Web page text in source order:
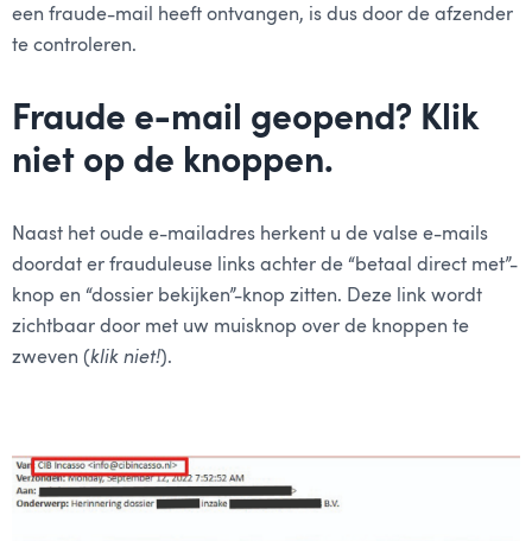
een fraude-mail heeft ontvangen, is dus door de afzender
te controleren.
Fraude e-mail geopend? Klik
niet op de knoppen.
Naast het oude e-mailadres herkent u de valse e-mails
doordat er frauduleuse links achter de “betaal direct met”-
knop en “dossier bekijken”-knop zitten. Deze link wordt
zichtbaar door met uw muisknop over de knoppen te
zweven (klik niet!).